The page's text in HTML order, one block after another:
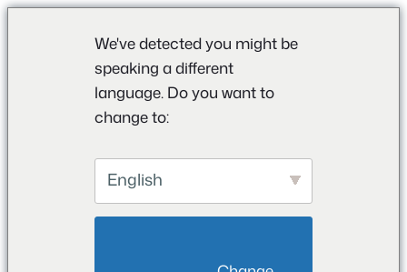
We've detected you might be
speaking a different
language. Do you want to
change to:
English